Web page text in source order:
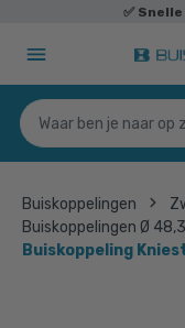
✅
Buiskoppelingen
Buiskoppelingen Ø
Buiskoppeling